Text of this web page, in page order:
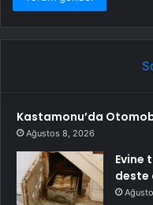
Kastamonu’da
Ağustos 8, 2026
Evine
deste